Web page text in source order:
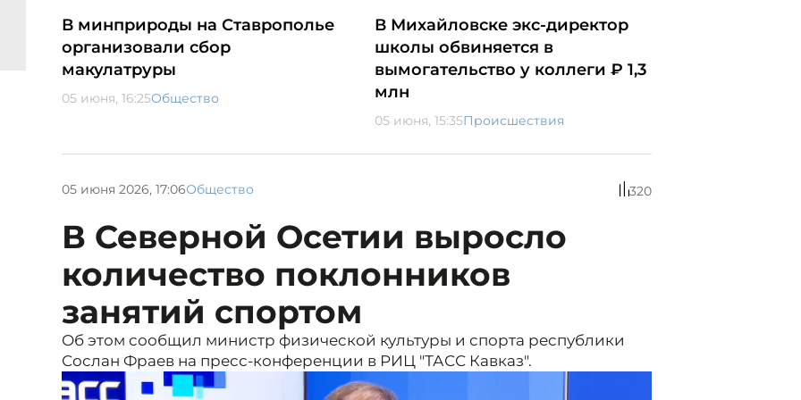
В минприроды на Ставрополье
организовали сбор
макулатруры
05 июня, 16:25Общество
В Михайловске экс-директор
школы обвиняется в
вымогательство у коллеги ₽ 1,3
млн
05 июня, 15:35Происшествия
05 июня 2026, 17:06Общество 320
В Северной Осетии выросло
количество поклонников
занятий спортом
Об этом сообщил министр физической культуры и спорта республики
Сослан Фраев на пресс-конференции в РИЦ "ТАСС Кавказ".